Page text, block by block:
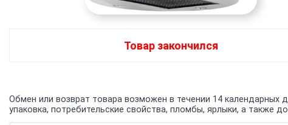
Товар закончился
Обмен или возврат товара возможен в течении 14 календарных
упаковка, потребительские свойства, пломбы, ярлыки, а также